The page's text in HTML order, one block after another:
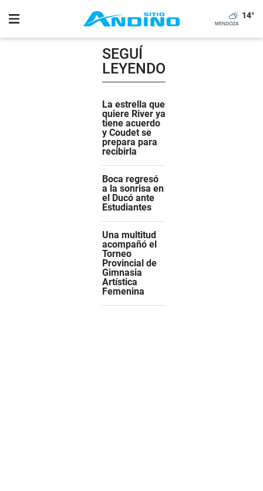
14°
SEGUÍ
LEYENDO
La estrella que
quiere River ya
tiene acuerdo
y Coudet se
prepara para
recibirla
Boca regresó
a la sonrisa en
el Ducó ante
Estudiantes
Una multitud
acompañó el
Torneo
Provincial de
Gimnasia
Artística
Femenina